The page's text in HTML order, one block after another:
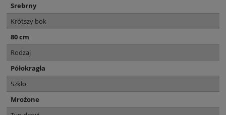
Srebrny
Krótszy bok
80 cm
Rodzaj
Półokragła
Szkło
Mrożone